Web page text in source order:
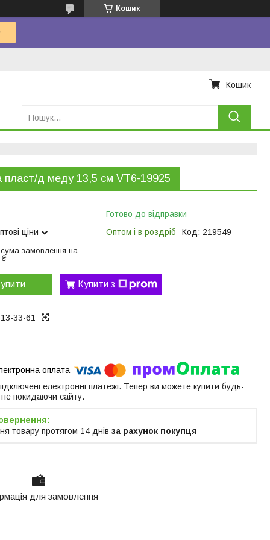
Кошик
Кошик
пласт/д меду 13,5 см VT6-19925
ціни
замовлення на
₴
Готово до відправки
Оптом і в роздріб
Код: 219549
Купити з
33-61
електронні платежі. Тепер ви можете купити будь-
покидаючи сайту.
товару протягом 14 днів за рахунок покупця
для замовлення